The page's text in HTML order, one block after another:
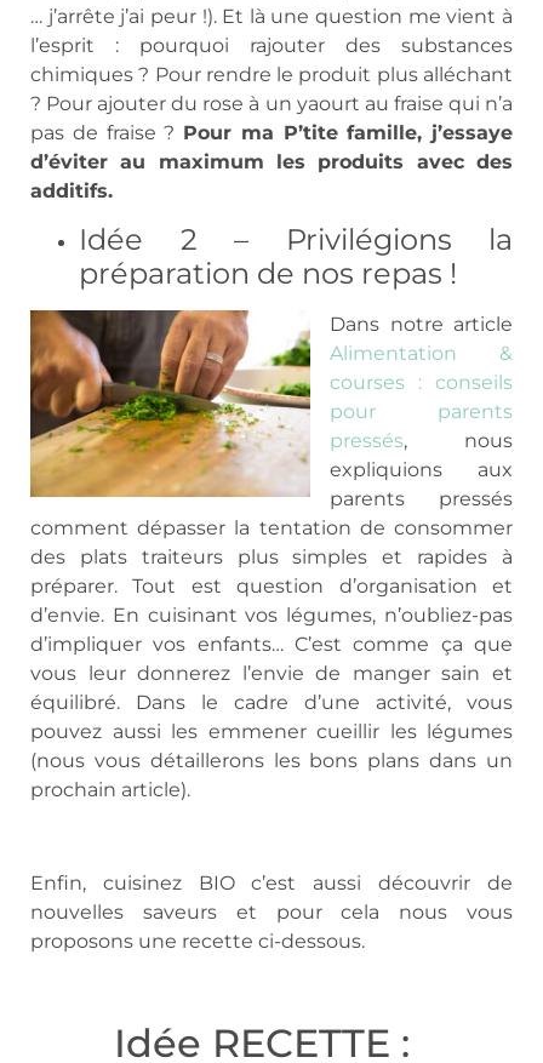
… j’arrête j’ai peur !). Et là une question me vient à
l’esprit : pourquoi rajouter des substances
chimiques ? Pour rendre le produit plus alléchant
? Pour ajouter du rose à un yaourt au fraise qui n’a
pas de fraise ? Pour ma P’tite famille, j’essaye
d’éviter au maximum les produits avec des
additifs.
Idée 2 – Privilégions la
préparation de nos repas !
Dans notre article
Alimentation &
courses : conseils
pour parents
pressés, nous
expliquions aux
parents pressés
comment dépasser la tentation de consommer
des plats traiteurs plus simples et rapides à
préparer. Tout est question d’organisation et
d’envie. En cuisinant vos légumes, n’oubliez-pas
d’impliquer vos enfants… C’est comme ça que
vous leur donnerez l’envie de manger sain et
équilibré. Dans le cadre d’une activité, vous
pouvez aussi les emmener cueillir les légumes
(nous vous détaillerons les bons plans dans un
prochain article).
Enfin, cuisinez BIO c’est aussi découvrir de
nouvelles saveurs et pour cela nous vous
proposons une recette ci-dessous.
Idée RECETTE :